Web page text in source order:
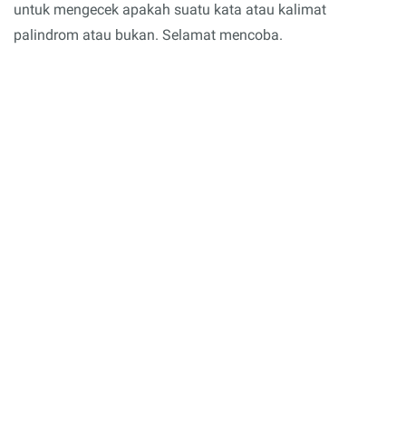
untuk mengecek apakah suatu kata atau kalimat
palindrom atau bukan. Selamat mencoba.